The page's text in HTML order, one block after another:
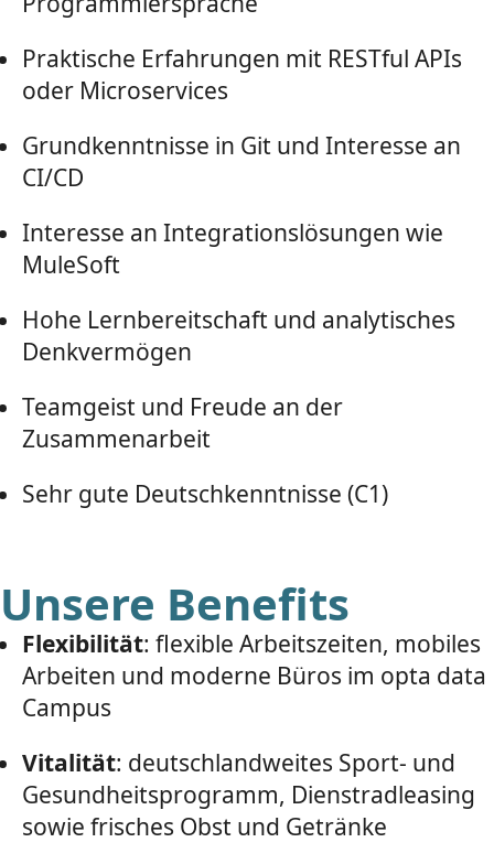
Praktische Erfahrungen mit RESTful APIs
oder Microservices
Grundkenntnisse in Git und Interesse an
CI/CD
Interesse an Integrationslösungen wie
MuleSoft
Hohe Lernbereitschaft und analytisches
Denkvermögen
Teamgeist und Freude an der
Zusammenarbeit
Sehr gute Deutschkenntnisse (C1)
Unsere Benefits
Flexibilität: flexible Arbeitszeiten, mobiles
Arbeiten und moderne Büros im opta data
Campus
Vitalität: deutschlandweites Sport- und
Gesundheitsprogramm, Dienstradleasing
sowie frisches Obst und Getränke